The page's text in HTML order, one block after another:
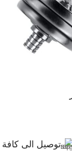
توصيل الى